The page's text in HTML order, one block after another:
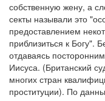
собственную жену, а
секты называли это
предоставлением
приблизиться к Богу".
отдаваясь
Иисуса. (Британский
многих стран
проституции). По